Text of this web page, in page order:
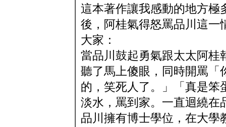
這本著作讓我感動的地方極
後，阿桂氣得怒罵品川這一
大家：
當品川鼓起勇氣跟太太阿桂
聽了馬上傻眼，同時開罵「
的，笑死人了。」「真是笨
淡水，罵到家。一直迴繞在
品川擁有博士學位，在大學